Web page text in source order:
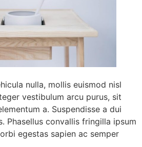
nulla, mollis euismod nisl
vestibulum arcu purus, sit
a. Suspendisse a dui
Phasellus convallis fringilla ipsum
egestas sapien ac semper